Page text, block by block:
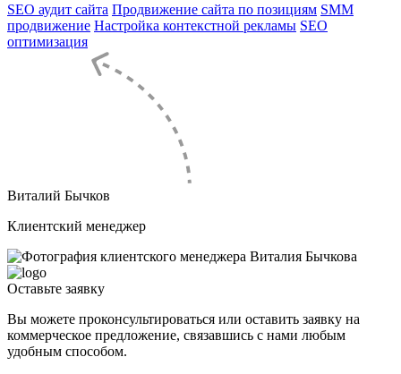
SEO аудит сайта Продвижение сайта по позициям SMM
продвижение Настройка контекстной рекламы SEO
оптимизация
Виталий Бычков
Клиентский менеджер
Оставьте заявку
Вы можете проконсультироваться или оставить заявку на
коммерческое предложение, связавшись с нами любым
удобным способом.